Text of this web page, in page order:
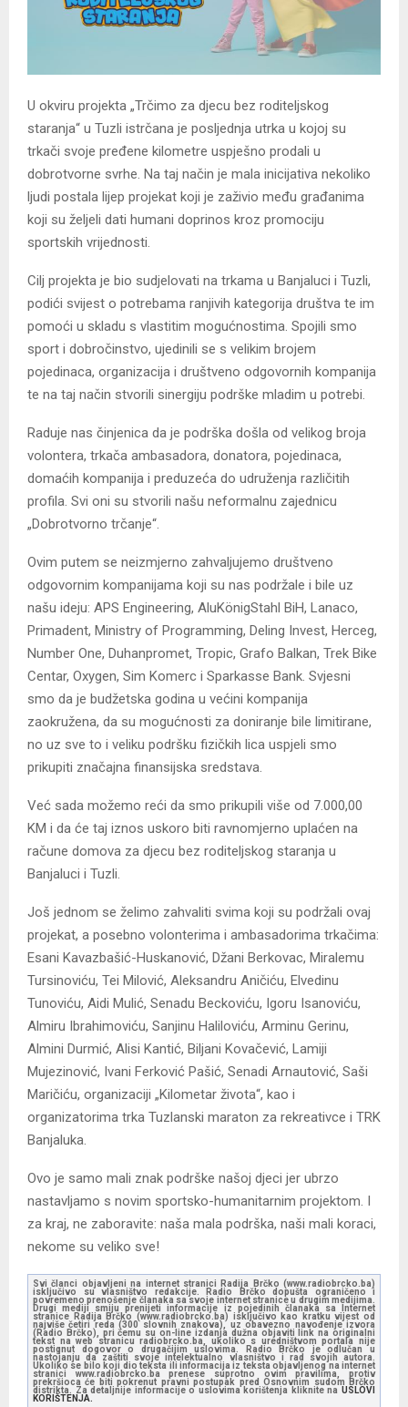
U okviru projekta „Trčimo za djecu bez roditeljskog
staranja“ u Tuzli istrčana je posljednja utrka u kojoj su
trkači svoje pređene kilometre uspješno prodali u
dobrotvorne svrhe. Na taj način je mala inicijativa nekoliko
ljudi postala lijep projekat koji je zaživio među građanima
koji su željeli dati humani doprinos kroz promociju
sportskih vrijednosti.
Cilj projekta je bio sudjelovati na trkama u Banjaluci i Tuzli,
podići svijest o potrebama ranjivih kategorija društva te im
pomoći u skladu s vlastitim mogućnostima. Spojili smo
sport i dobročinstvo, ujedinili se s velikim brojem
pojedinaca, organizacija i društveno odgovornih kompanija
te na taj način stvorili sinergiju podrške mladim u potrebi.
Raduje nas činjenica da je podrška došla od velikog broja
volontera, trkača ambasadora, donatora, pojedinaca,
domaćih kompanija i preduzeća do udruženja različitih
profila. Svi oni su stvorili našu neformalnu zajednicu
„Dobrotvorno trčanje“.
Ovim putem se neizmjerno zahvaljujemo društveno
odgovornim kompanijama koji su nas podržale i bile uz
našu ideju: APS Engineering, AluKönigStahl BiH, Lanaco,
Primadent, Ministry of Programming, Deling Invest, Herceg,
Number One, Duhanpromet, Tropic, Grafo Balkan, Trek Bike
Centar, Oxygen, Sim Komerc i Sparkasse Bank. Svjesni
smo da je budžetska godina u većini kompanija
zaokružena, da su mogućnosti za doniranje bile limitirane,
no uz sve to i veliku podršku fizičkih lica uspjeli smo
prikupiti značajna finansijska sredstava.
Već sada možemo reći da smo prikupili više od 7.000,00
KM i da će taj iznos uskoro biti ravnomjerno uplaćen na
račune domova za djecu bez roditeljskog staranja u
Banjaluci i Tuzli.
Još jednom se želimo zahvaliti svima koji su podržali ovaj
projekat, a posebno volonterima i ambasadorima trkačima:
Esani Kavazbašić-Huskanović, Džani Berkovac, Miralemu
Tursinoviću, Tei Milović, Aleksandru Aničiću, Elvedinu
Tunoviću, Aidi Mulić, Senadu Beckoviću, Igoru Isanoviću,
Almiru Ibrahimoviću, Sanjinu Haliloviću, Arminu Gerinu,
Almini Durmić, Alisi Kantić, Biljani Kovačević, Lamiji
Mujezinović, Ivani Ferković Pašić, Senadi Arnautović, Saši
Maričiću, organizaciji „Kilometar života“, kao i
organizatorima trka Tuzlanski maraton za rekreativce i TRK
Banjaluka.
Ovo je samo mali znak podrške našoj djeci jer ubrzo
nastavljamo s novim sportsko-humanitarnim projektom. I
za kraj, ne zaboravite: naša mala podrška, naši mali koraci,
nekome su veliko sve!
Svi članci objavljeni na internet stranici Radija Brčko (www.radiobrcko.ba)
isključivo su vlasništvo redakcije. Radio Brčko dopušta ograničeno i
povremeno prenošenje članaka sa svoje internet stranice u drugim medijima.
Drugi mediji smiju prenijeti informacije iz pojedinih članaka sa Internet
stranice Radija Brčko (www.radiobrcko.ba) isključivo kao kratku vijest od
najviše četiri reda (300 slovnih znakova), uz obavezno navođenje izvora
(Radio Brčko), pri čemu su on-line izdanja dužna objaviti link na originalni
tekst na web stranicu radiobrcko.ba, ukoliko s uredništvom portala nije
postignut dogovor o drugačijim uslovima. Radio Brčko je odlučan u
nastojanju da zaštiti svoje intelektualno vlasništvo i rad svojih autora.
Ukoliko se bilo koji dio teksta ili informacija iz teksta objavljenog na internet
stranici www.radiobrcko.ba prenese suprotno ovim pravilima, protiv
prekršioca će biti pokrenut pravni postupak pred Osnovnim sudom Brčko
distrikta. Za detaljnije informacije o uslovima korištenja kliknite na USLOVI
KORIŠTENJA.